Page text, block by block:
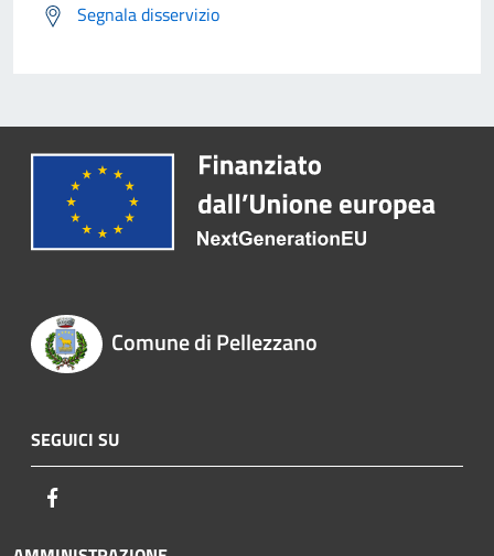
Segnala disservizio
Comune di Pellezzano
SEGUICI SU